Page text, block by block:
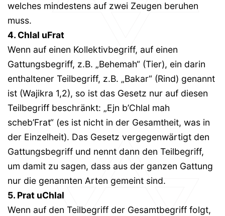
welches mindestens auf zwei Zeugen beruhen
muss.
4. Chlal uFrat
Wenn auf einen Kollektivbegriff, auf einen
Gattungsbegriff, z.B. „Behemah“ (Tier), ein darin
enthaltener Teilbegriff, z.B. „Bakar“ (Rind) genannt
ist (Wajikra 1,2), so ist das Gesetz nur auf diesen
Teilbegriff beschränkt: „Ejn b’Chlal mah
scheb’Frat“ (es ist nicht in der Gesamtheit, was in
der Einzelheit). Das Gesetz vergegenwärtigt den
Gattungsbegriff und nennt dann den Teilbegriff,
um damit zu sagen, dass aus der ganzen Gattung
nur die genannten Arten gemeint sind.
5. Prat uChlal
Wenn auf den Teilbegriff der Gesamtbegriff folgt,